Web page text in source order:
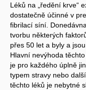
Léků na „ředění krve“
dostatečně účinné v
fibrilací síní.
tvorbu některých
přes 50 let a byly a
Hlavní nevýhoda
je pro každého úplně
typem stravy nebo
těchto léků je nebytné